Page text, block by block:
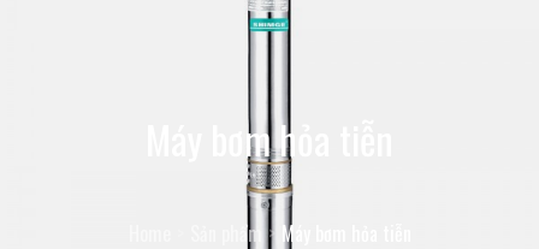
Máy bơm hỏa tiễn
Sản phẩm Máy bơm hỏa tiễn